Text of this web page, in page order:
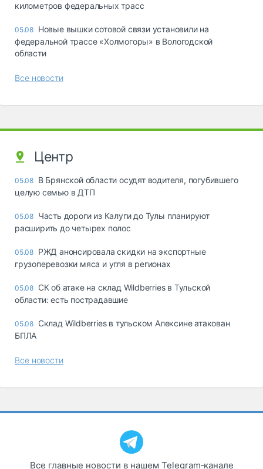
километров федеральных трасс
05.08 Новые вышки сотовой связи установили на
федеральной трассе «Холмогоры» в Вологодской
области
Все новости
Центр
05.08 В Брянской области осудят водителя, погубившего
целую семью в ДТП
05.08 Часть дороги из Калуги до Тулы планируют
расширить до четырех полос
05.08 РЖД анонсировала скидки на экспортные
грузоперевозки мяса и угля в регионах
05.08 СК об атаке на склад Wildberries в Тульской
области: есть пострадавшие
05.08 Склад Wildberries в тульском Алексине атакован
БПЛА
Все новости
Все главные новости в нашем Telegram‑канале